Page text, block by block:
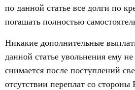
по данной статье все долги по
погашать полностью
Никакие дополнительные
данной статье увольнения ему
снимается после поступлений
отсутствии переплат со стороны